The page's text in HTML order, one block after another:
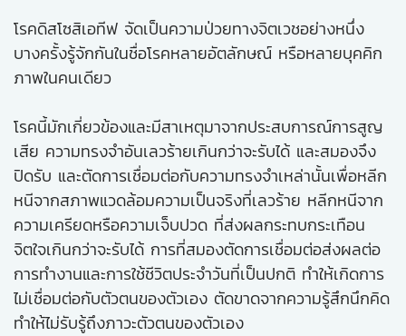
โรคดิสโซสิเอทีฟ จัดเป็นความป่วยทางจิตเวชอย่างหนึ่ง
บางครั้งรู้จักกันในชื่อโรคหลายอัตลักษณ์ หรือหลายบุคคิก
ภาพในคนเดียว
โรคนี้มักเกี่ยวข้องและมีสาเหตุมาจากประสบการณ์การสูญ
เสีย ความทรงจำอันเลวร้ายเกินกว่าจะรับได้ และสมองจึง
ปิดรับ และตัดการเชื่อมต่อกับความทรงจำเหล่านั้นเพื่อหลีก
หนีจากสภาพแวดล้อมความเป็นจริงที่เลวร้าย หลีกหนีจาก
ความเครียดหรือความเจ็บปวด ที่ส่งผลกระทบกระเทือน
จิตใจเกินกว่าจะรับได้ การที่สมองตัดการเชื่อมต่อส่งผลต่อ
การทำงานและการใช้ชีวิตประจำวันที่เป็นปกติ ทำให้เกิดการ
ไม่เชื่อมต่อกับตัวตนของตัวเอง ตัดขาดจากความรู้สึกนึกคิด
ทำให้ไม่รับรู้ถึงภาวะตัวตนของตัวเอง